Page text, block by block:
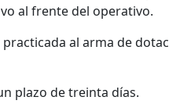
al frente del operativo.
al arma de
plazo de treinta días.